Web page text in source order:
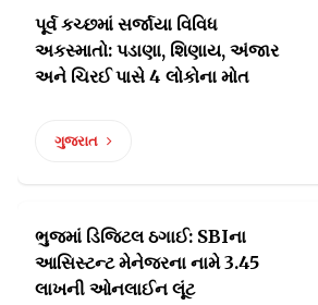
પૂર્વ કચ્છમાં સર્જાયા વિવિધ
અકસ્માતો: પડાણા, શિણાય, અંજાર
અને ચિરઈ પાસે 4 લોકોના મોત
ગુજરાત
ભુજમાં ડિજિટલ ઠગાઈ: SBIના
આસિસ્ટન્ટ મેનેજરના નામે 3.45
લાખની ઓનલાઈન લૂંટ